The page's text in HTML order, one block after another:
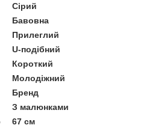
Сірий
Бавовна
Прилеглий
U-подібний
Короткий
Молодіжний
Бренд
З малюнками
67 см